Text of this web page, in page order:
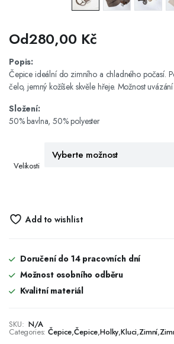
Od280,00 Kč
Popis:
Čepice ideální do zimního a chladného počasí.
čelo, jemný kožíšek skvěle hřeje. Možnost
Složení:
50% bavlna, 50% polyester
Velikosti
Add to wishlist
Doručení do 14 pracovních dní
Možnost osobního odběru
Kvalitní materiál
SKU: N/A
Categories: Čepice,Čepice,Holky,Kluci,Zimní,